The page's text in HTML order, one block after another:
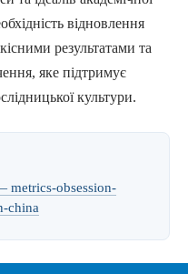
відновлення
результатами та
яке підтримує
культури.
metrics-obsession-
china